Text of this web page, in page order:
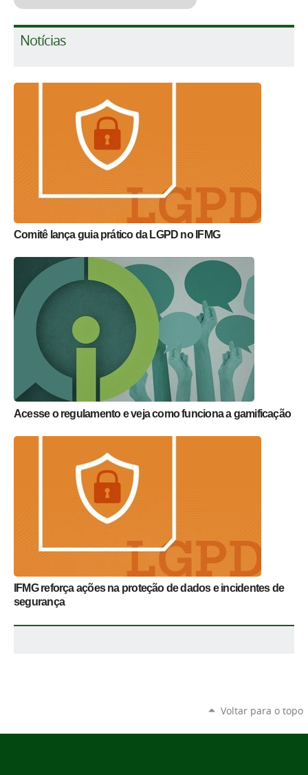
Notícias
Comitê lança guia prático da LGPD no IFMG
Acesse o regulamento e veja como funciona a gamificação
IFMG reforça ações na proteção de dados e incidentes de
segurança
Voltar para o topo